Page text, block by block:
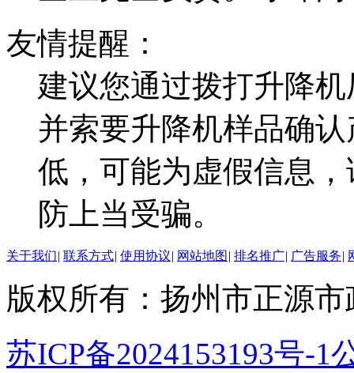
友情提醒：
建议您通过拨打升降
并索要升降机样品确
低，可能为虚假信息
防上当受骗。
关于我们| 联系方式| 使用协议| 网站地图 | 排名推广| 广告服务|
版权所有：扬州市正源
苏ICP备2024153193号-1